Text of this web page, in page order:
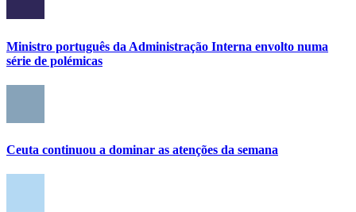
Ministro português da Administração Interna envolto numa
série de polémicas
Ceuta continuou a dominar as atenções da semana